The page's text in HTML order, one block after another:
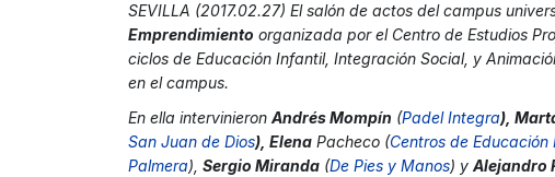
SEVILLA (2017.02.27) El salón de actos del campus
Emprendimiento organizada por el Centro de Estudios
ciclos de Educación Infantil, Integración Social, y
en el campus.
En ella intervinieron Andrés Mompín (Padel Integra),
San Juan de Dios), Elena Pacheco (Centros de
Palmera), Sergio Miranda (De Pies y Manos) y Alejandro